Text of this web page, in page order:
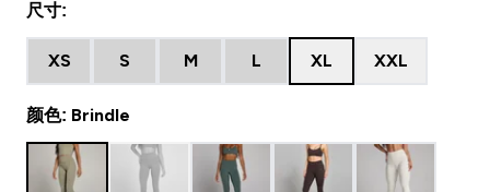
尺寸:
XS S M L XL XXL
颜色: Brindle